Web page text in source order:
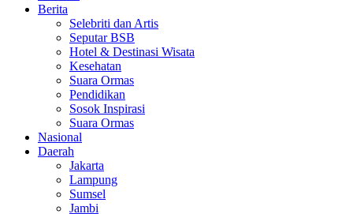
Berita
Selebriti dan Artis
Seputar BSB
Hotel & Destinasi Wisata
Kesehatan
Suara Ormas
Pendidikan
Sosok Inspirasi
Suara Ormas
Nasional
Daerah
Jakarta
Lampung
Sumsel
Jambi